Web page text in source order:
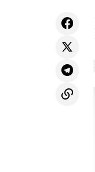
¡Experiencias